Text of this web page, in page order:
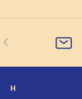
Anterior
H